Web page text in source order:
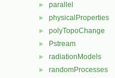
► parallel
► physicalProperties
► polyTopoChange
► Pstream
► radiationModels
► randomProcesses